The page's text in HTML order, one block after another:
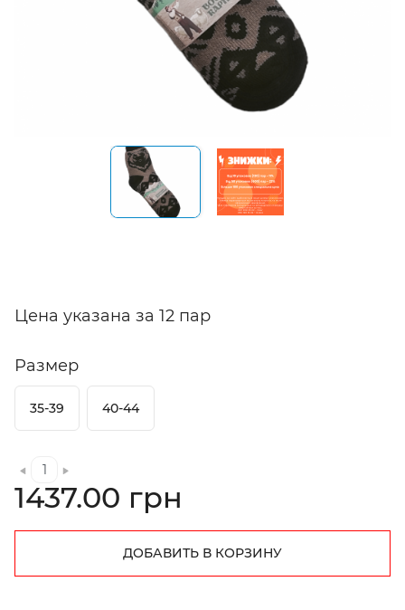
Цена указана за 12 пар
Размер
35-39 40-44
1437.00 грн
ДОБАВИТЬ В КОРЗИНУ